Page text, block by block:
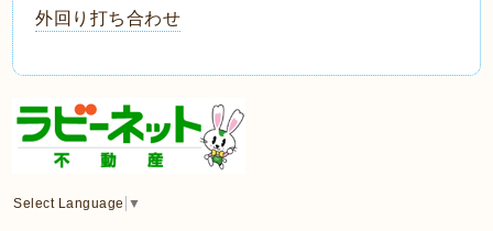
外回り打ち合わせ
Select Language ▼